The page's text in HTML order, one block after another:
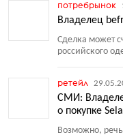
потребрынок
Владелец
Сделка может
российского
ретейл
СМИ:
о покупке Sela
Возможно, речь